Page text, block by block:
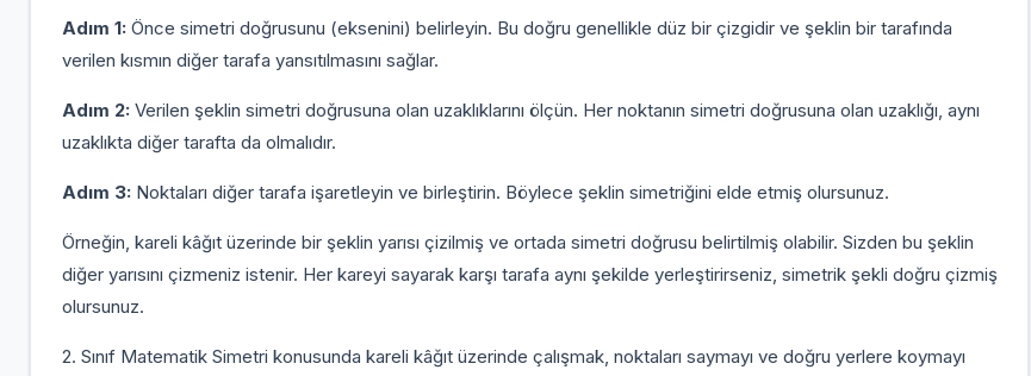
Adım 1:Önce simetri doğrusunu (eksenini) belirleyin. Bu doğru genellikle düz bir çizgidir ve şeklin bir tarafında
verilen kısmın diğer tarafa yansıtılmasını sağlar.
Adım 2:Verilen şeklin simetri doğrusuna olan uzaklıklarını ölçün. Her noktanın simetri doğrusuna olan uzaklığı, aynı
uzaklıkta diğer tarafta da olmalıdır.
Adım 3:Noktaları diğer tarafa işaretleyin ve birleştirin. Böylece şeklin simetriğini elde etmiş olursunuz.
Örneğin, kareli kâğıt üzerinde bir şeklin yarısı çizilmiş ve ortada simetri doğrusu belirtilmiş olabilir. Sizden bu şeklin
diğer yarısını çizmeniz istenir. Her kareyi sayarak karşı tarafa aynı şekilde yerleştirirseniz, simetrik şekli doğru çizmiş
olursunuz.
2. Sınıf Matematik Simetri konusunda kareli kâğıt üzerinde çalışmak, noktaları saymayı ve doğru yerlere koymayı